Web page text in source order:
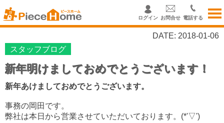
ログイン お問合せ 電話する
DATE: 2018-01-06
スタッフブログ
新年明けましておめでとうございます！
新年あけましておめでとうございます。
事務の岡田です。
弊社は本日から営業させていただいております。(*'▽')